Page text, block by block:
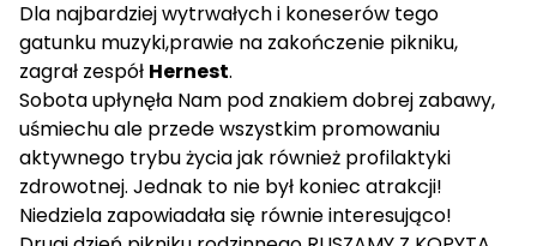
Dla najbardziej wytrwałych i koneserów tego
gatunku muzyki,prawie na zakończenie pikniku,
zagrał zespół Hernest.
Sobota upłynęła Nam pod znakiem dobrej zabawy,
uśmiechu ale przede wszystkim promowaniu
aktywnego trybu życia jak również profilaktyki
zdrowotnej. Jednak to nie był koniec atrakcji!
Niedziela zapowiadała się równie interesująco!